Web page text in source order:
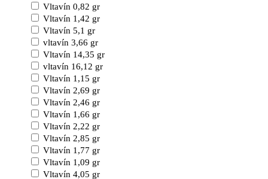
Vltavín 0,82 gr
Vltavín 1,42 gr
Vltavín 5,1 gr
vltavín 3,66 gr
Vltavín 14,35 gr
vltavín 16,12 gr
Vltavín 1,15 gr
Vltavín 2,69 gr
Vltavín 2,46 gr
Vltavín 1,66 gr
Vltavín 2,22 gr
Vltavín 2,85 gr
Vltavín 1,77 gr
Vltavín 1,09 gr
Vltavín 4,05 gr